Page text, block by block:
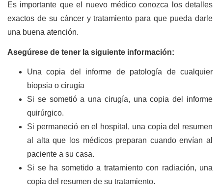
Es importante que el nuevo médico conozca los detalles
exactos de su cáncer y tratamiento para que pueda darle
una buena atención.
Asegúrese de tener la siguiente información:
Una copia del informe de patología de cualquier
biopsia o cirugía
Si se sometió a una cirugía, una copia del informe
quirúrgico.
Si permaneció en el hospital, una copia del resumen
al alta que los médicos preparan cuando envían al
paciente a su casa.
Si se ha sometido a tratamiento con radiación, una
copia del resumen de su tratamiento.